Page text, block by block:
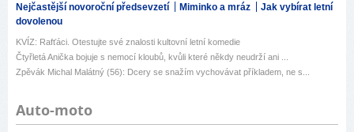
Nejčastější novoroční předsevzetí Miminko a mráz
Jak vybírat letní
dovolenou
KVÍZ: Rafťáci. Otestujte své znalosti kultovní letní komedie
Čtyřletá Anička bojuje s nemocí kloubů, kvůli které někdy neudrží ani ...
Zpěvák Michal Malátný (56): Dcery se snažím vychovávat příkladem, ne s...
Auto-moto